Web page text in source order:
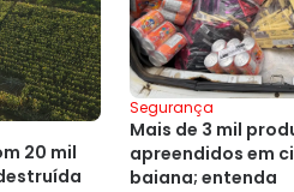
20 mil
Segurança
Mais de 3 mil
apreendidos em
baiana; entenda